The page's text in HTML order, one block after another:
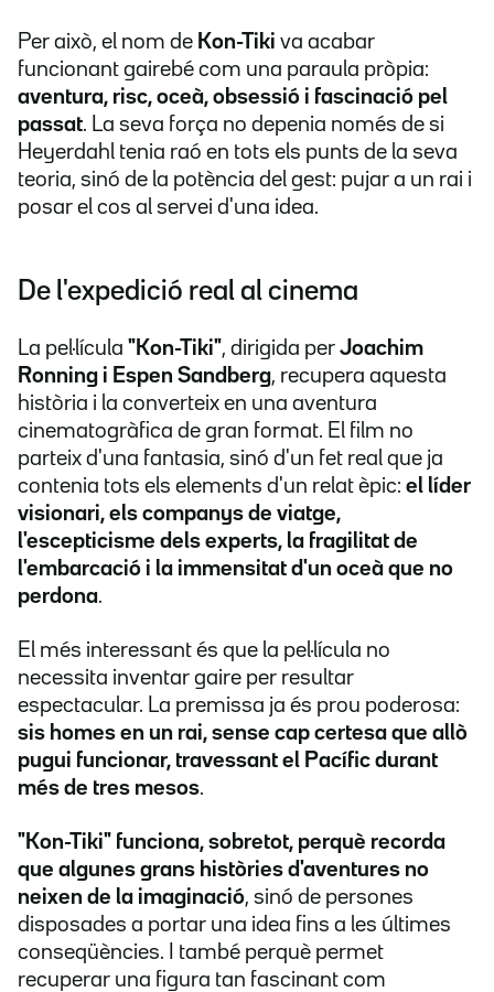
Per això, el nom de Kon-Tiki va acabar
funcionant gairebé com una paraula pròpia:
aventura, risc, oceà, obsessió i fascinació pel
passat. La seva força no depenia només de si
Heyerdahl tenia raó en tots els punts de la seva
teoria, sinó de la potència del gest: pujar a un rai i
posar el cos al servei d'una idea.
De l'expedició real al cinema
La pel·lícula "Kon-Tiki", dirigida per Joachim
Ronning i Espen Sandberg, recupera aquesta
història i la converteix en una aventura
cinematogràfica de gran format. El film no
parteix d'una fantasia, sinó d'un fet real que ja
contenia tots els elements d'un relat èpic: el líder
visionari, els companys de viatge,
l'escepticisme dels experts, la fragilitat de
l'embarcació i la immensitat d'un oceà que no
perdona.
El més interessant és que la pel·lícula no
necessita inventar gaire per resultar
espectacular. La premissa ja és prou poderosa:
sis homes en un rai, sense cap certesa que allò
pugui funcionar, travessant el Pacífic durant
més de tres mesos.
"Kon-Tiki" funciona, sobretot, perquè recorda
que algunes grans històries d'aventures no
neixen de la imaginació, sinó de persones
disposades a portar una idea fins a les últimes
conseqüències. I també perquè permet
recuperar una figura tan fascinant com